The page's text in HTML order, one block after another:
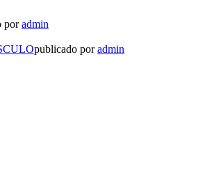
poradmin
publicado poradmin